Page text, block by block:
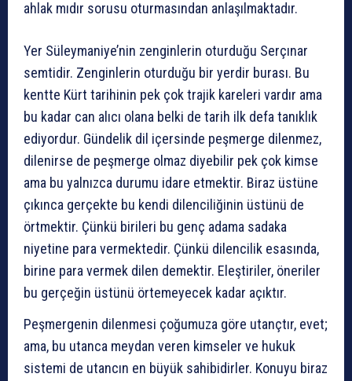
ahlak mıdır sorusu oturmasından anlaşılmaktadır.
Yer Süleymaniye’nin zenginlerin oturduğu Serçınar
semtidir. Zenginlerin oturduğu bir yerdir burası. Bu
kentte Kürt tarihinin pek çok trajik kareleri vardır ama
bu kadar can alıcı olana belki de tarih ilk defa tanıklık
ediyordur. Gündelik dil içersinde peşmerge dilenmez,
dilenirse de peşmerge olmaz diyebilir pek çok kimse
ama bu yalnızca durumu idare etmektir. Biraz üstüne
çıkınca gerçekte bu kendi dilenciliğinin üstünü de
örtmektir. Çünkü birileri bu genç adama sadaka
niyetine para vermektedir. Çünkü dilencilik esasında,
birine para vermek dilen demektir. Eleştiriler, öneriler
bu gerçeğin üstünü örtemeyecek kadar açıktır.
Peşmergenin dilenmesi çoğumuza göre utançtır, evet;
ama, bu utanca meydan veren kimseler ve hukuk
sistemi de utancın en büyük sahibidirler. Konuyu biraz